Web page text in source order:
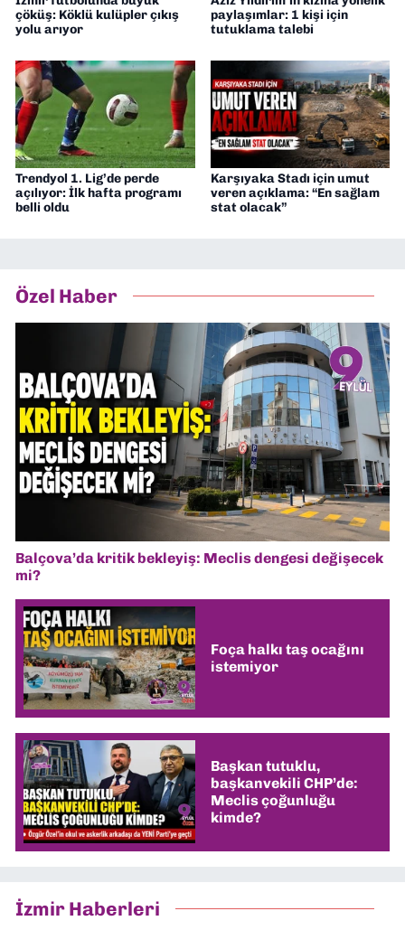
çöküş: Köklü kulüpler çıkış
yolu arıyor
paylaşımlar: 1 kişi için
tutuklama talebi
Trendyol 1. Lig’de perde
açılıyor: İlk hafta programı
belli oldu
Karşıyaka Stadı için umut
veren açıklama: “En sağlam
stat olacak”
Özel Haber
Balçova’da kritik bekleyiş: Meclis dengesi değişecek
mi?
Foça halkı taş ocağını
istemiyor
Başkan tutuklu,
başkanvekili CHP’de:
Meclis çoğunluğu
kimde?
İzmir Haberleri